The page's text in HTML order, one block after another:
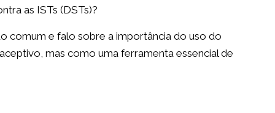
as ISTs (DSTs)?
comum e falo sobre a importância do uso do
mas como uma ferramenta essencial de